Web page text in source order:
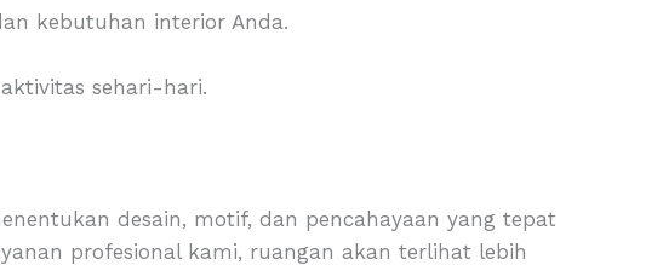
kebutuhan interior Anda.
sehari-hari.
desain, motif, dan pencahayaan yang tepat
profesional kami, ruangan akan terlihat lebih